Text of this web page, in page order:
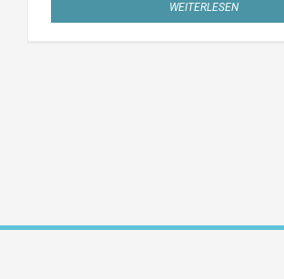
WEITERLESEN